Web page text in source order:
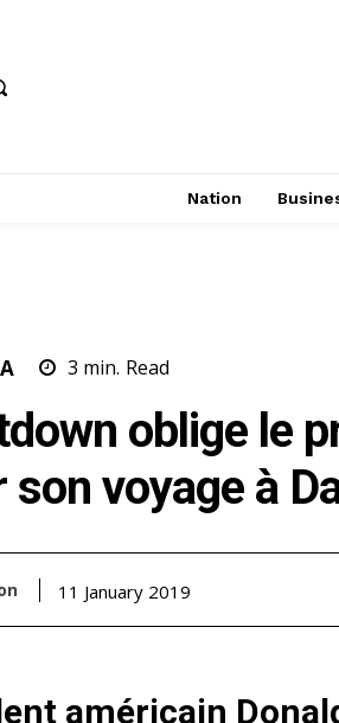
Nation
3 min. Read
oblige le
son voyage à
11 January 2019
américain